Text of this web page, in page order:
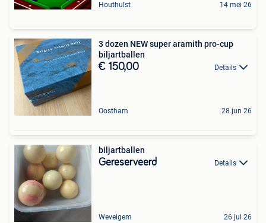
Houthulst 14 mei 26
3 dozen NEW super aramith pro-cup
biljartballen
€ 150,00 Details
Oostham 28 jun 26
biljartballen
Gereserveerd Details
Wevelgem 26 jul 26